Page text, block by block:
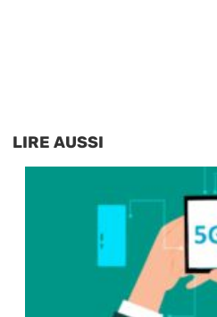
LIRE AUSSI